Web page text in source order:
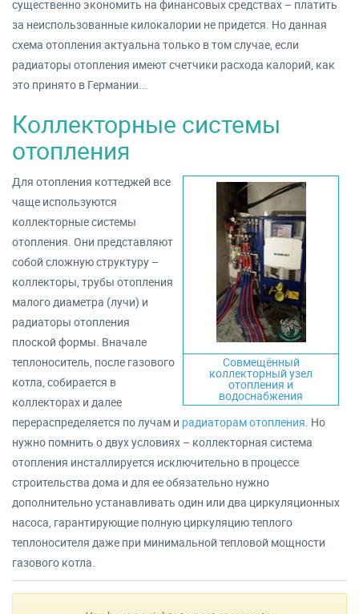
существенно экономить на финансовых средствах – платить
за неиспользованные килокалории не придется. Но данная
схема отопления актуальна только в том случае, если
радиаторы отопления имеют счетчики расхода калорий, как
это принято в Германии...
Коллекторные системы
отопления
Совмещённый
коллекторный узел
отопления и
водоснабжения
Для отопления коттеджей все
чаще используются
коллекторные системы
отопления. Они представляют
собой сложную структуру –
коллекторы, трубы отопления
малого диаметра (лучи) и
радиаторы отопления
плоской формы. Вначале
теплоноситель, после газового
котла, собирается в
коллекторах и далее
перераспределяется по лучам и радиаторам отопления. Но
нужно помнить о двух условиях – коллекторная система
отопления инсталлируется исключительно в процессе
строительства дома и для ее обязательно нужно
дополнительно устанавливать один или два циркуляционных
насоса, гарантирующие полную циркуляцию теплого
теплоносителя даже при минимальной тепловой мощности
газового котла.